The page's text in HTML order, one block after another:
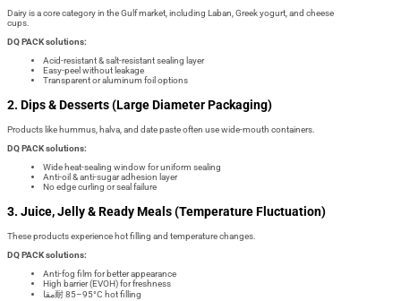
Dairy is a core category in the Gulf market, including Laban, Greek yogurt, and cheese
cups.
DQ PACK solutions:
Acid-resistant & salt-resistant sealing layer
Easy-peel without leakage
Transparent or aluminum foil options
2. Dips & Desserts (Large Diameter Packaging)
Products like hummus, halva, and date paste often use wide-mouth containers.
DQ PACK solutions:
Wide heat-sealing window for uniform sealing
Anti-oil & anti-sugar adhesion layer
No edge curling or seal failure
3. Juice, Jelly & Ready Meals (Temperature Fluctuation)
These products experience hot filling and temperature changes.
DQ PACK solutions:
Anti-fog film for better appearance
High barrier (EVOH) for freshness
مقا耐 85–95°C hot filling